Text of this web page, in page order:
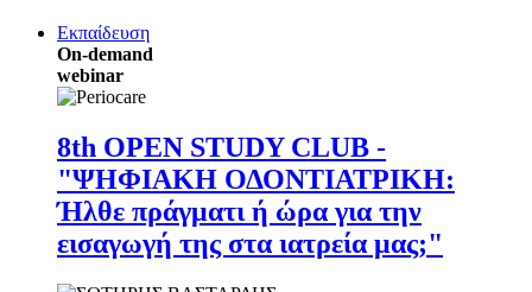
Εκπαίδευση
On-demand
webinar
8th OPEN STUDY CLUB -
"ΨΗΦΙΑΚΗ ΟΔΟΝΤΙΑΤΡΙΚΗ:
Ήλθε πράγματι ή ώρα για την
εισαγωγή της στα ιατρεία μας;"